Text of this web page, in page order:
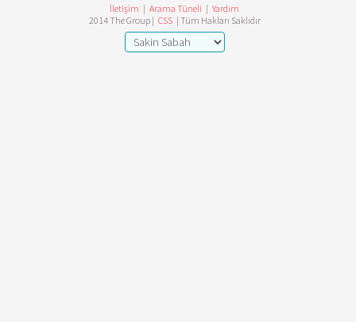
İletişim | Arama Tüneli | Yardım
2014 The Group | CSS | Tüm Hakları Saklıdır